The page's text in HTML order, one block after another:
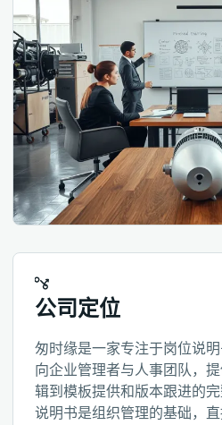
公司定位
匆时缘是一家专注于岗位说
向企业管理者与人事团队，
辑到模板提供和版本跟进的
说明书是组织管理的基础，